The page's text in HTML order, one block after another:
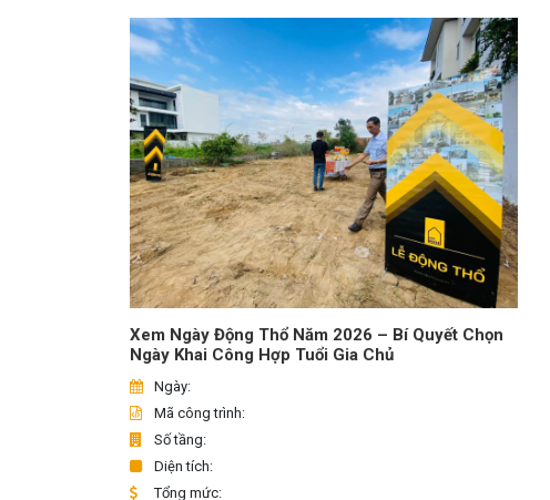
Xem Ngày Động Thổ Năm 2026 – Bí Quyết Chọn
Ngày Khai Công Hợp Tuổi Gia Chủ
Ngày:
Mã công trình:
Số tầng:
Diện tích:
Tổng mức: